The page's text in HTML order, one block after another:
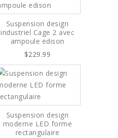
Suspension design
industriel Cage 2 avec
ampoule edison
$229.99
Suspension design
moderne LED forme
rectangulaire